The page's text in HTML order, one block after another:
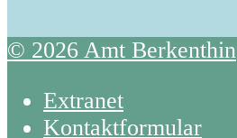
© 2026 Amt Berkenthin
Extranet
Kontaktformular